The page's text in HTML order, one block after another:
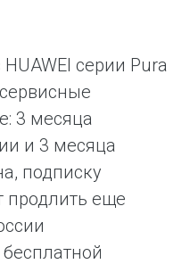
серии Pura
3 месяца
и 3 месяца
подписку
продлить еще